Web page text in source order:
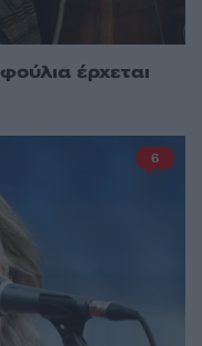
έρχεται
6